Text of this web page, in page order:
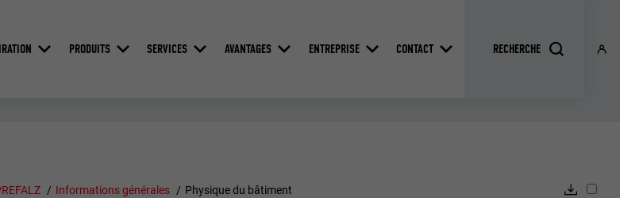
PRODUITS SERVICES AVANTAGES ENTREPRISE CONTACT
Informations générales Physique du bâtiment